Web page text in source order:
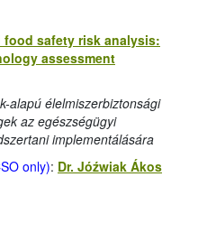
food safety risk analysis:
assessment
alapú élelmiszerbiztonsági
az egészségügyi
implementálására
only): Dr. Jóźwiak Ákos